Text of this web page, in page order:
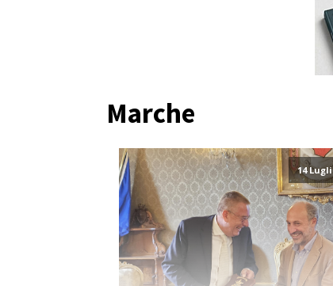
Marche
14